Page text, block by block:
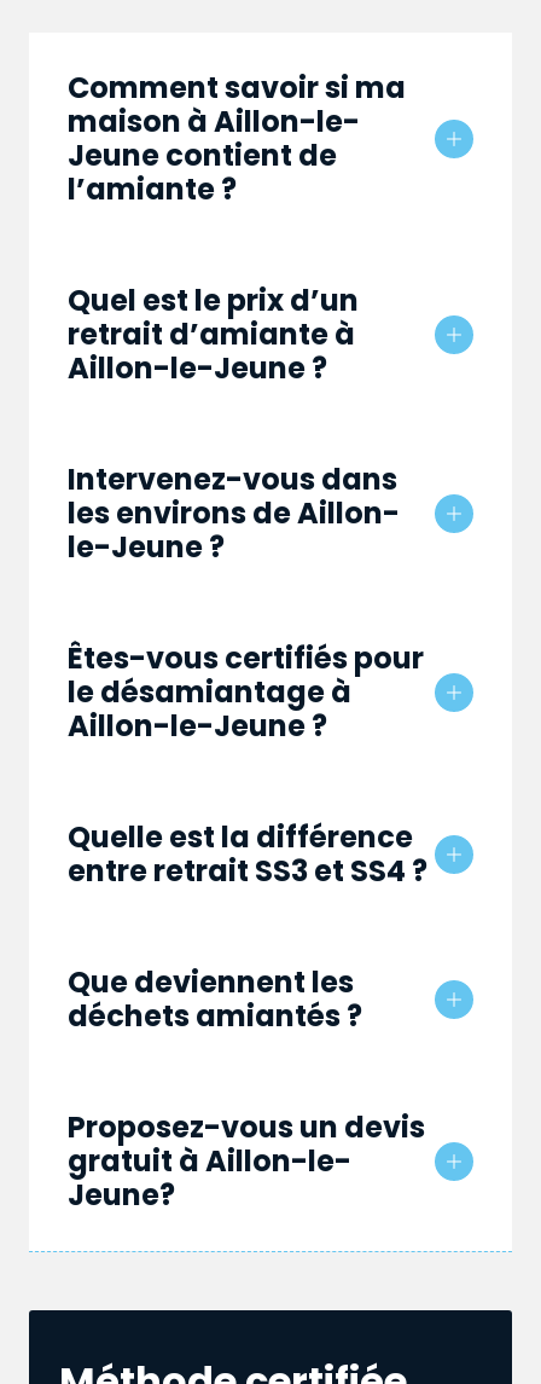
Comment savoir si ma
maison à Aillon-le-
Jeune contient de
l’amiante ?
Quel est le prix d’un
retrait d’amiante à
Aillon-le-Jeune ?
Intervenez-vous dans
les environs de Aillon-
le-Jeune ?
Êtes-vous certifiés pour
le désamiantage à
Aillon-le-Jeune ?
Quelle est la différence
entre retrait SS3 et SS4 ?
Que deviennent les
déchets amiantés ?
Proposez-vous un devis
gratuit à Aillon-le-
Jeune?